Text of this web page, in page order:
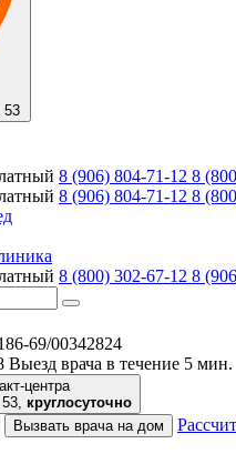
53
8 (906) 804-71-12 8
8 (906) 804-71-12 8
8 (800) 302-67-12 8
69/00342824
Выезд врача в течение 5 мин.
центра
53, круглосуточно
Вызвать врача на дом